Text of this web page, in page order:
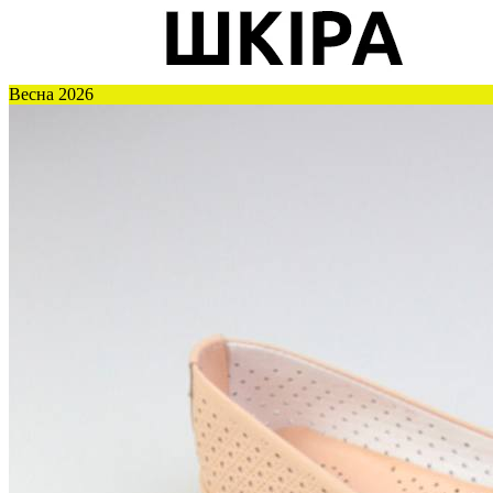
Весна 2026